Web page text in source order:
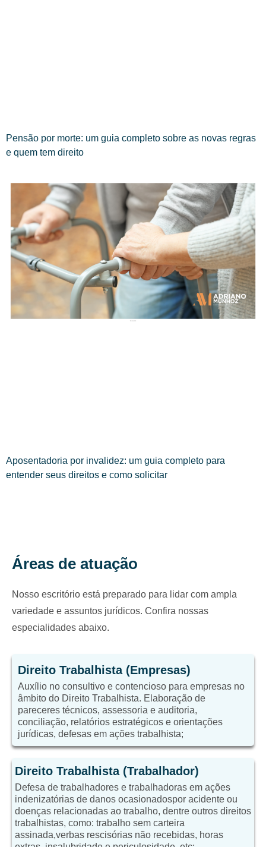
Pensão por morte: um guia completo sobre as novas regras
e quem tem direito
Aposentadoria por invalidez: um guia completo para
entender seus direitos e como solicitar
Áreas de atuação
Nosso escritório está preparado para lidar com ampla
variedade e assuntos jurídicos. Confira nossas
especialidades abaixo.
Direito Trabalhista (Empresas)
Auxílio no consultivo e contencioso para empresas no
âmbito do Direito Trabalhista. Elaboração de
pareceres técnicos, assessoria e auditoria,
conciliação, relatórios estratégicos e orientações
jurídicas, defesas em ações trabalhista;
Direito Trabalhista (Trabalhador)
Defesa de trabalhadores e trabalhadoras em ações
indenizatórias de danos ocasionadospor acidente ou
doenças relacionadas ao trabalho, dentre outros direitos
trabalhistas, como: trabalho sem carteira
assinada,verbas rescisórias não recebidas, horas